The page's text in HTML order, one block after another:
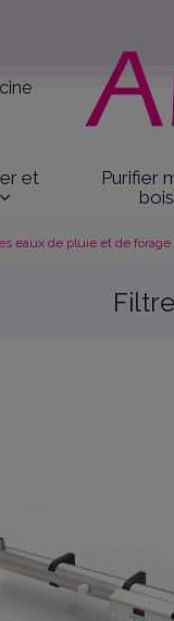
et
Purifier
eaux de pluie et de forage